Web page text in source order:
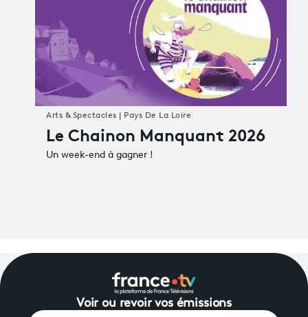
Le Chainon Manquant 2026
Un week-end à gagner !
Arts & Spectacles | Pays De La Loire
Voir ou revoir vos émissions